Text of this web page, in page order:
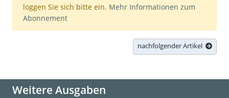
loggen Sie sich bitte ein. Mehr Informationen zum
Abonnement
nachfolgender Artikel
Weitere Ausgaben